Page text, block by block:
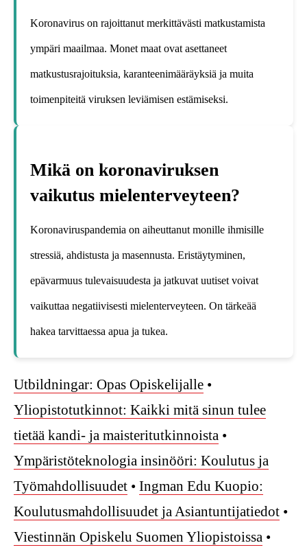
Koronavirus on rajoittanut merkittävästi matkustamista
ympäri maailmaa. Monet maat ovat asettaneet
matkustusrajoituksia, karanteenimääräyksiä ja muita
toimenpiteitä viruksen leviämisen estämiseksi.
Mikä on koronaviruksen
vaikutus mielenterveyteen?
Koronaviruspandemia on aiheuttanut monille ihmisille
stressiä, ahdistusta ja masennusta. Eristäytyminen,
epävarmuus tulevaisuudesta ja jatkuvat uutiset voivat
vaikuttaa negatiivisesti mielenterveyteen. On tärkeää
hakea tarvittaessa apua ja tukea.
Utbildningar: Opas Opiskelijalle •
Yliopistotutkinnot: Kaikki mitä sinun tulee
tietää kandi- ja maisteritutkinnoista •
Ympäristöteknologia insinööri: Koulutus ja
Työmahdollisuudet • Ingman Edu Kuopio:
Koulutusmahdollisuudet ja Asiantuntijatiedot •
Viestinnän Opiskelu Suomen Yliopistoissa •